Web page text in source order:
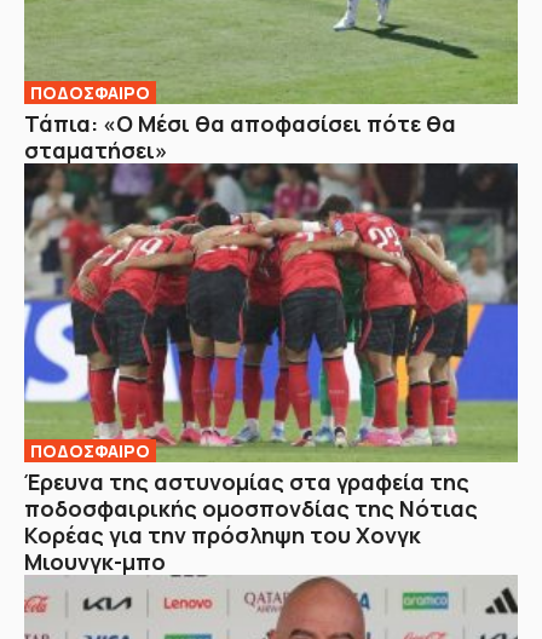
ΠΟΔΟΣΦΑΙΡΟ
Τάπια: «Ο Μέσι θα αποφασίσει πότε θα
σταματήσει»
ΠΟΔΟΣΦΑΙΡΟ
Έρευνα της αστυνομίας στα γραφεία της
ποδοσφαιρικής ομοσπονδίας της Νότιας
Κορέας για την πρόσληψη του Χονγκ
Μιουνγκ-μπο